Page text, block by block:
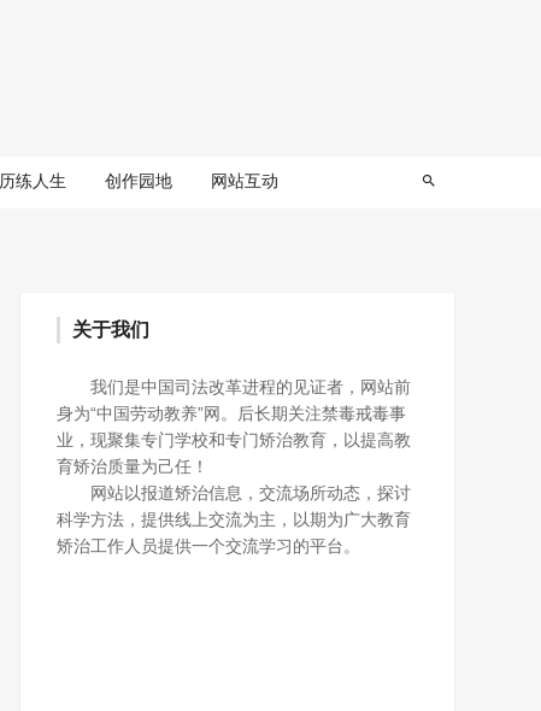
历练人生 创作园地 网站互动
关于我们
我们是中国司法改革进程的见证者，网站前
身为“中国劳动教养”网。后长期关注禁毒戒毒事
业，现聚集专门学校和专门矫治教育，以提高教
育矫治质量为己任！
网站以报道矫治信息，交流场所动态，探讨
科学方法，提供线上交流为主，以期为广大教育
矫治工作人员提供一个交流学习的平台。